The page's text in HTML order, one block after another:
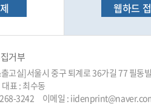
웹하드
거부
고실]서울시 중구 퇴계로 36가길 77 필동
표 : 최수동
3242 이메일 :